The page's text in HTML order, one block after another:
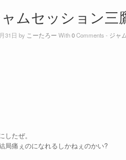
ムセッション三
31日 by こーたろー With0Comments - ジャ
たぜ。
局痛ぇのになれるしかねぇのかい?